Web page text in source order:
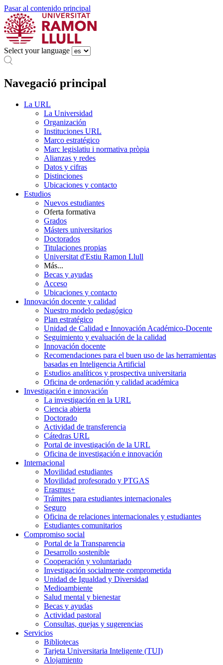
Pasar al contenido principal
Select your language
Navegació principal
La URL
La Universidad
Organización
Instituciones URL
Marco estratégico
Marc legislatiu i normativa pròpia
Alianzas y redes
Datos y cifras
Distinciones
Ubicaciones y contacto
Estudios
Nuevos estudiantes
Oferta formativa
Grados
Másters universitarios
Doctorados
Titulaciones propias
Universitat d'Estiu Ramon Llull
Más...
Becas y ayudas
Acceso
Ubicaciones y contacto
Innovación docente y calidad
Nuestro modelo pedagógico
Plan estratégico
Unidad de Calidad e Innovación Académico-Docente
Seguimiento y evaluación de la calidad
Innovación docente
Recomendaciones para el buen uso de las herramientas
basadas en Inteligencia Artificial
Estudios analíticos y prospectiva universitaria
Oficina de ordenación y calidad académica
Investigación e innovación
La investigación en la URL
Ciencia abierta
Doctorado
Actividad de transferencia
Cátedras URL
Portal de investigación de la URL
Oficina de investigación e innovación
Internacional
Movilidad estudiantes
Movilidad profesorado y PTGAS
Erasmus+
Trámites para estudiantes internacionales
Seguro
Oficina de relaciones internacionales y estudiantes
Estudiantes comunitarios
Compromiso social
Portal de la Transparencia
Desarrollo sostenible
Cooperación y voluntariado
Investigación socialmente comprometida
Unidad de Igualdad y Diversidad
Medioambiente
Salud mental y bienestar
Becas y ayudas
Actividad pastoral
Consultas, quejas y sugerencias
Servicios
Bibliotecas
Tarjeta Universitaria Inteligente (TUI)
Alojamiento